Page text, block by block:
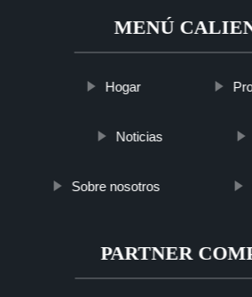
MENÚ
Hogar
Noticias
Sobre nosotros
PARTNER